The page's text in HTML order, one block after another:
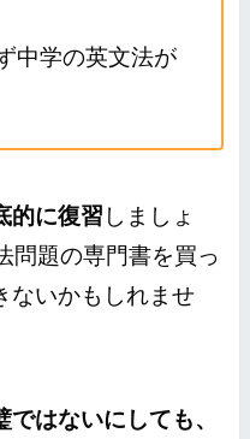
中学の英文法が
的に復習 しましょ
問題の専門書を買っ
ないかもしれませ
はないにしても、